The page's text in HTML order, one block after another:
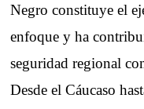
Negro constituye el
enfoque y ha
seguridad regional
Desde el Cáucaso